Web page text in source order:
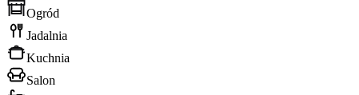
Ogród
Jadalnia
Kuchnia
Salon